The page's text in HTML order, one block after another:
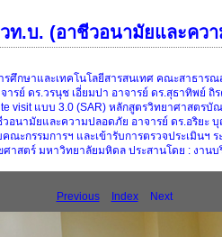
ท.บ. (อาชีวอนามัยและคว
ศึกษาและเทคโนโลยีสารสนเทศ คณะสาธาร
รย์ ดร.วรนุช เอี่ยมปา อาจารย์ ดร.สุธาทิพย์
visit แบบ 3.0 (SAR) หลักสูตรวิทยาศาสตร
นามัยและความปลอดภัย อาจารย์ ดร.อริยะ
ะกรรมการฯ และเข้ารับการตรวจประเมินฯ
สตร์ มหาวิทยาลัยมหิดล ประสานโดย : งาน
Previous Index Next